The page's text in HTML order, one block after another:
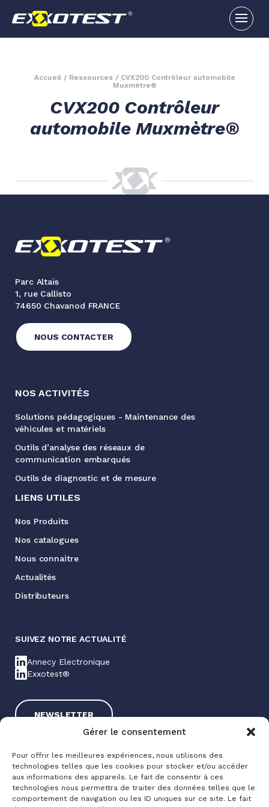
Gérer le consentement
Pour offrir les meilleures expériences, nous utilisons des
technologies telles que les cookies pour stocker et/ou accéder
aux informations des appareils. Le fait de consentir à ces
technologies nous permettra de traiter des données telles que le
comportement de navigation ou les ID uniques sur ce site. Le fait
Accueil/ Ressources/ CVX200 Contrôleur automobile
Muxmètre®
CVX200 Contrôleur
automobile Muxmètre®
Parc Altaïs
1, rue Callisto
74650 Chavanod FRANCE
NOUS CONTACTER
NOS ACTIVITÉS
Solutions pédagogiques - Maintenance des
véhicules et matériels
Outils d’analyse des réseaux de
communication embarqués
Outils de diagnostic et de mesure
LIENS UTILES
Nos Produits
Nos catalogues
Nous connaitre
Actualités
Distributeurs
SUIVEZ NOTRE ACTUALITÉ
Annecy Electronique
Exxotest®
NEWSLETTER